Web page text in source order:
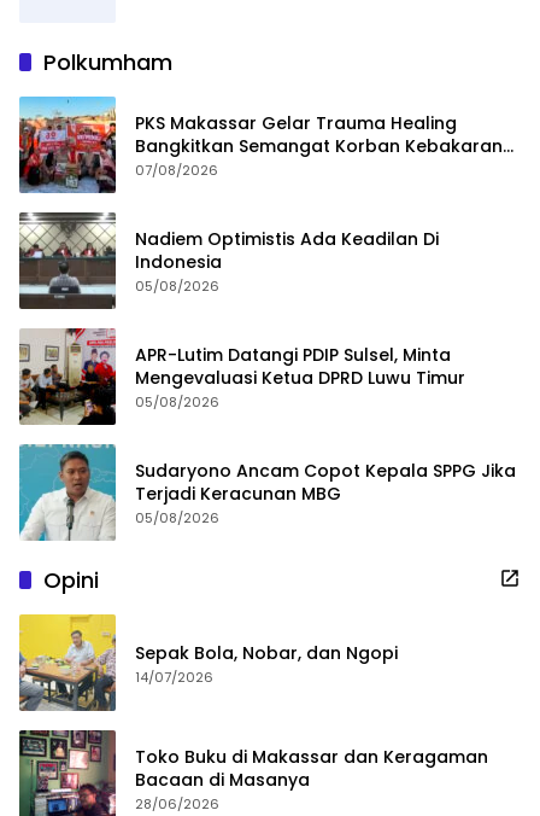
Polkumham
PKS Makassar Gelar Trauma Healing
Bangkitkan Semangat Korban Kebakaran
Tallo
07/08/2026
Nadiem Optimistis Ada Keadilan Di
Indonesia
05/08/2026
APR-Lutim Datangi PDIP Sulsel, Minta
Mengevaluasi Ketua DPRD Luwu Timur
05/08/2026
Sudaryono Ancam Copot Kepala SPPG Jika
Terjadi Keracunan MBG
05/08/2026
Opini
Sepak Bola, Nobar, dan Ngopi
14/07/2026
Toko Buku di Makassar dan Keragaman
Bacaan di Masanya
28/06/2026